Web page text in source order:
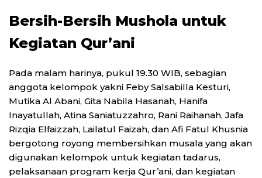
Bersih-Bersih Mushola untuk
Kegiatan Qur’ani
Pada malam harinya, pukul 19.30 WIB, sebagian
anggota kelompok yakni Feby Salsabilla Kesturi,
Mutika Al Abani, Gita Nabila Hasanah, Hanifa
Inayatullah, Atina Saniatuzzahro, Rani Raihanah, Jafa
Rizqia Elfaizzah, Lailatul Faizah, dan Afi Fatul Khusnia
bergotong royong membersihkan musala yang akan
digunakan kelompok untuk kegiatan tadarus,
pelaksanaan program kerja Qur’ani, dan kegiatan